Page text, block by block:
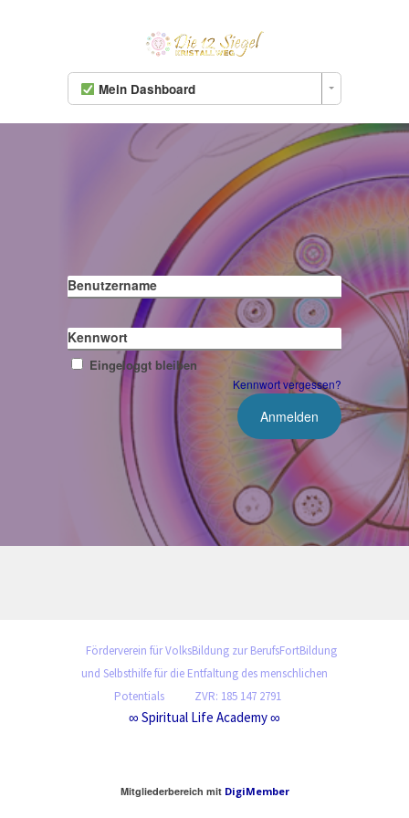
Mein Dashboard
Benutzername
Kennwort
Eingeloggt bleiben
Kennwort vergessen?
Förderverein für VolksBildung zur BerufsFortBildung
und Selbsthilfe für die Entfaltung des menschlichen
Potentials
ZVR: 185 147 2791
∞ Spiritual Life Academy ∞
Mitgliederbereich mit DigiMember